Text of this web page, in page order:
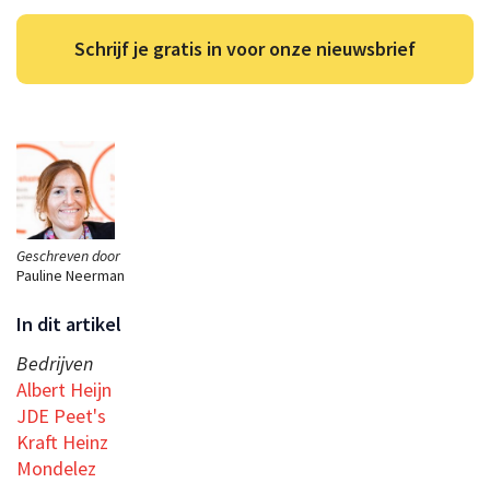
Geschreven door
Pauline Neerman
In dit artikel
Bedrijven
Albert Heijn
JDE Peet's
Kraft Heinz
Mondelez
Schrijf je gratis in voor onze nieuwsbrief